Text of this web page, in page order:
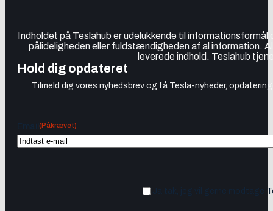
Indholdet på Teslahub er udelukkende til
pålideligheden eller fuldstændigheden af al information.
leverede indhold. Teslahub
Hold dig opdateret
Tilmeld dig vores nyhedsbrev og få Tesla-nyheder,
(Påkrævet)
Ja tak, jeg vil gerne modtage